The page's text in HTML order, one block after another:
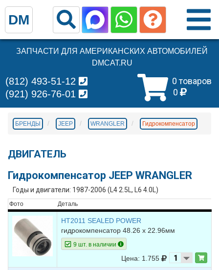
ЗАПЧАСТИ ДЛЯ АМЕРИКАНСКИХ АВТОМОБИЛЕЙ
DMCAT.RU
0 товаров
0
(812) 493-51-12
(921) 926-76-01
БРЕНДЫ JEEP WRANGLER Гидрокомпенсатор
ДВИГАТЕЛЬ
Гидрокомпенсатор JEEP WRANGLER
Годы и двигатели: 1987-2006 (L4 2.5L, L6 4.0L)
Фото Деталь
HT2011 SEALED POWER
гидрокомпенсатор 48.26 х 22.96мм
9 шт. в наличии
Цена: 1.755
DM